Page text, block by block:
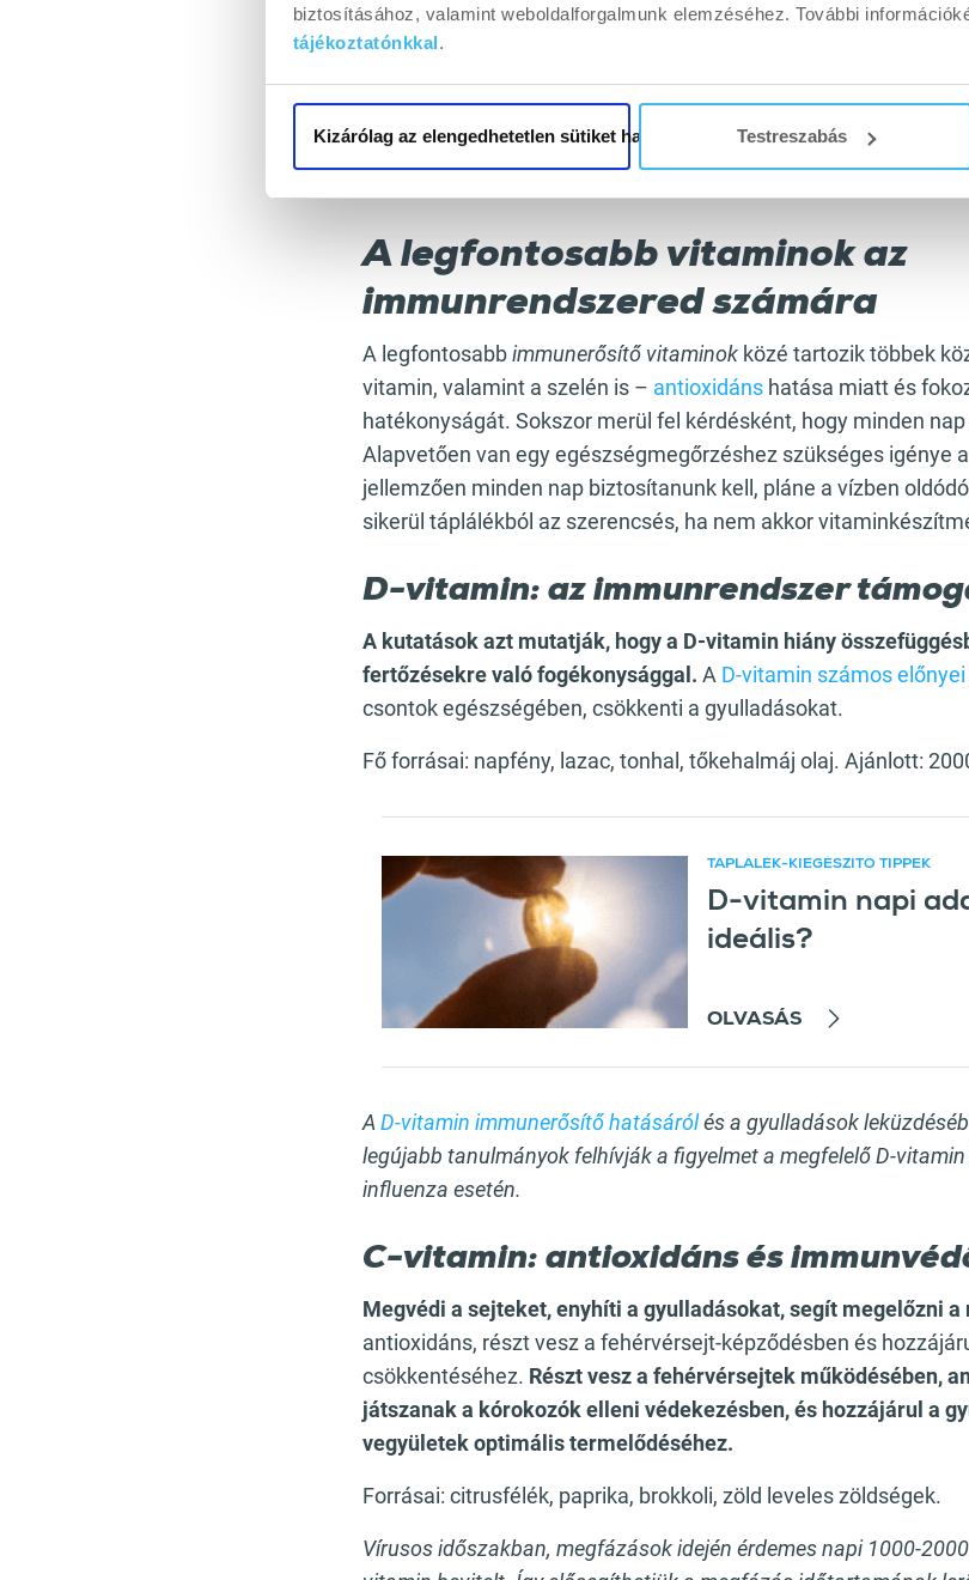
biztosításához, valamint weboldalforgalmunk elemzéséhez. További
tájékoztatónkkal.
Kizárólag az elengedhetetlen sütiket használja Testreszabás
Allergiás reakciók, bőrallergiák, szénanátha, asztma esetén
Előfordulhat az immunrendszer túlzott reakciókészsége is, ez
asztma, egyes bélbetegségek, gyógyszerallergiák és ételallergiák
Ilyenkor atermészetes immunerősítők
és étrend-kiegészítők
A legfontosabb vitaminok az
immunrendszered számára
A legfontosabbimmunerősítő vitaminok közé tartozik többek
vitamin, valamint a szelén is – antioxidáns hatása miatt és
hatékonyságát. Sokszor merül fel kérdésként, hogy minden
Alapvetően van egy egészségmegőrzéshez szükséges igénye
jellemzően minden nap biztosítanunk kell, pláne a vízben
sikerül táplálékból az szerencsés, ha nem akkor
D-vitamin: az immunrendszer
A kutatások azt mutatják, hogy a D-vitamin hiány
fertőzésekre való fogékonysággal. A D-vitamin számos előnyei
csontok egészségében, csökkenti a gyulladásokat.
Fő forrásai: napfény, lazac, tonhal, tőkehalmáj olaj. Ajánlott:
Ajánlott cikk
TÁPLÁLÉK-KIEGÉSZÍTŐ TIPPEK
D-vitamin napi
ideális?
OLVASÁS
A D-vitamin immunerősítő hatásárólés a gyulladások
legújabb tanulmányok felhívják a figyelmet a megfelelő D-
influenza esetén.
C-vitamin: antioxidáns és
Megvédi a sejteket, enyhíti a gyulladásokat, segít megelőzni
antioxidáns, részt vesz a fehérvérsejt-képződésben és
csökkentéséhez. Részt vesz a fehérvérsejtek működésében,
játszanak a kórokozók elleni védekezésben, és hozzájárul a
vegyületek optimális termelődéséhez.
Forrásai: citrusfélék, paprika, brokkoli, zöld leveles zöldségek.
Vírusos időszakban, megfázások idején érdemes napi 1000-